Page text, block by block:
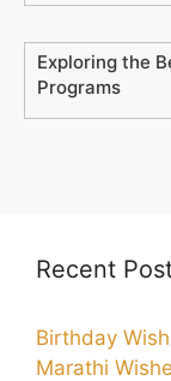
Exploring the
Programs
Recent
Birthday
Marathi